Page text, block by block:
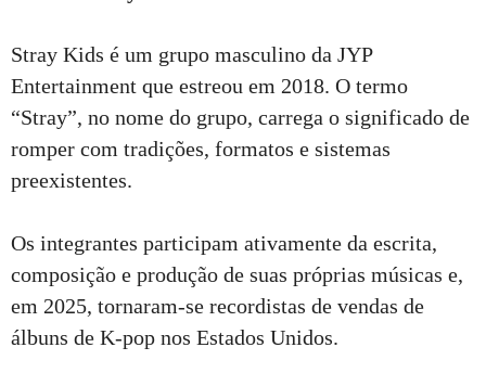
Stray Kids é um grupo masculino da JYP
Entertainment que estreou em 2018. O termo
“Stray”, no nome do grupo, carrega o significado de
romper com tradições, formatos e sistemas
preexistentes.
Os integrantes participam ativamente da escrita,
composição e produção de suas próprias músicas e,
em 2025, tornaram-se recordistas de vendas de
álbuns de K-pop nos Estados Unidos.